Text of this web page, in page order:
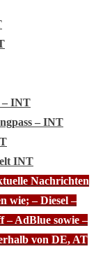
– INT
– INT
INT
Nachrichten
wie; – Diesel –
– AdBlue sowie –
von DE, AT